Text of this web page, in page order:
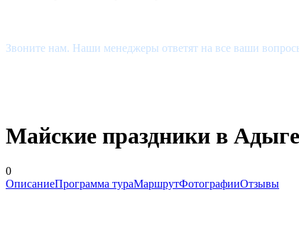
Звоните нам. Наши менеджеры ответят на все ваши
Майские праздники в
0
ОписаниеПрограмма тураМаршрутФотографииОтзывы